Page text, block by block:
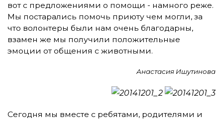
вот с предложениями о помощи - намного реже.
Мы постарались помочь приюту чем могли, за
что волонтеры были нам очень благодарны,
взамен же мы получили положительные
эмоции от общения с животными.
Анастасия Ишутинова
Сегодня мы вместе с ребятами, родителями и